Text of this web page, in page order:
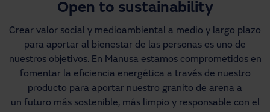
Open to sustainability
Crear valor social y medioambiental a medio y largo plazo
para aportar al bienestar de las personas es uno de
nuestros objetivos. En Manusa estamos comprometidos en
fomentar la eficiencia energética a través de nuestro
producto para aportar nuestro granito de arena a
un futuro más sostenible, más limpio y responsable con el